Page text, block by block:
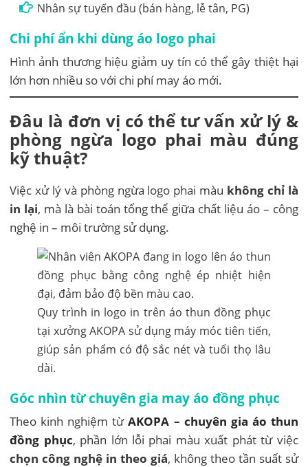
Nhân sự tuyến đầu (bán hàng, lễ tân, PG)
Chi phí ẩn khi dùng áo logo phai
Hình ảnh thương hiệu giảm uy tín có thể gây thiệt hại
lớn hơn nhiều so với chi phí may áo mới.
Đâu là đơn vị có thể tư vấn xử lý &
phòng ngừa logo phai màu đúng
kỹ thuật?
Việc xử lý và phòng ngừa logo phai màu không chỉ là
in lại, mà là bài toán tổng thể giữa chất liệu áo – công
nghệ in – môi trường sử dụng.
Quy trình in logo in trên áo thun đồng phục
tại xưởng AKOPA sử dụng máy móc tiên tiến,
giúp sản phẩm có độ sắc nét và tuổi thọ lâu
dài.
Góc nhìn từ chuyên gia may áo đồng phục
Theo kinh nghiệm từAKOPA – chuyên gia áo thun
đồng phục, phần lớn lỗi phai màu xuất phát từ việc
chọn công nghệ in theo giá, không theo tần suất sử